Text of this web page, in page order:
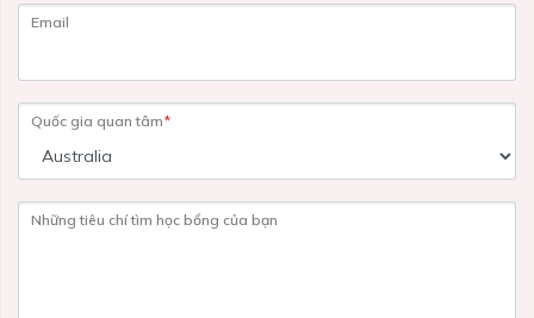
Email
Quốc gia quan tâm*
Những tiêu chí tìm học bổng của bạn